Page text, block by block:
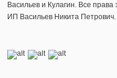
Васильев и Кулагин. Все
ИП Васильев Никита